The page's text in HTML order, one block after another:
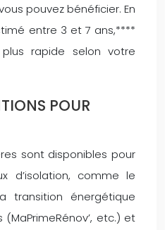
pouvez bénéficier. En
entre 3 et 7 ans,****
rapide selon votre
POUR
sont disponibles pour
d’isolation, comme le
transition énergétique
(MaPrimeRénov’, etc.) et